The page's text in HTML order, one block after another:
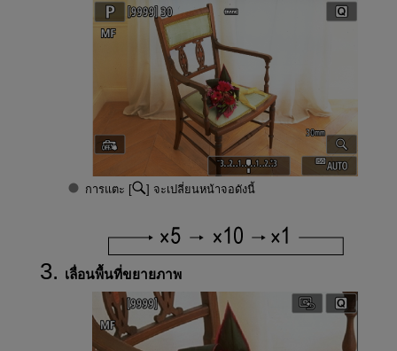
การแตะ [ ] จะเปลี่ยนหน้าจอดังนี้
เลื่อนพื้นที่ขยายภาพ